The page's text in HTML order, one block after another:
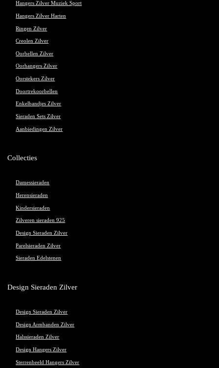
Hangers Zilver Muziek Sport
Hangers Zilver Harten
Ringen Zilver
Creolen Zilver
Oorbellen Zilver
Oorhangers Zilver
Oorstekers Zilver
Doortrekoorbellen
Enkelbandjes Zilver
Sieraden Sets Zilver
Aanbiedingen Zilver
Collecties
Damessieraden
Herensieraden
Kindersieraden
Zilveren sieraden 925
Design Sieraden Zilver
Parelsieraden Zilver
Sieraden Edelstenen
Design Sieraden Zilver
Design Sieraden Zilver
Design Armbanden Zilver
Halssieraden Zilver
Design Hangers Zilver
Sterrenbeeld Hangers Zilver